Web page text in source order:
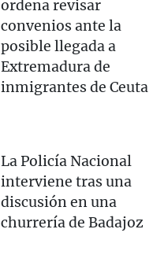
ordena revisar
convenios ante la
posible llegada a
Extremadura de
inmigrantes de Ceuta
La Policía Nacional
interviene tras una
discusión en una
churrería de Badajoz